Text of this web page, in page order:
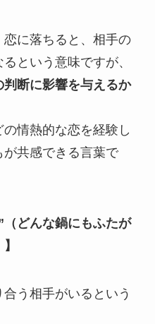
に落ちると、相手の
という意味ですが、
断に影響を与えるか
情熱的な恋を経験し
共感できる言葉で
どんな鍋にもふたが
う相手がいるという